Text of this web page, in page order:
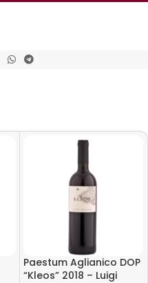
Paestum Aglianico DOP
“Kleos” 2018 – Luigi